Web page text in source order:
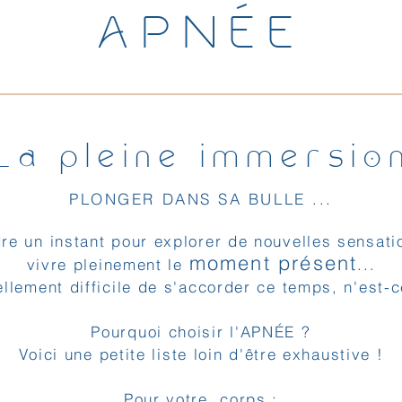
APNÉE
pleine
PLONGER DANS SA BULLE ...
un instant pour explorer de nouvelles
vivre pleinement le moment présent...
difficile de s'accorder ce temps, n'est-
Pourquoi choisir l'APNÉE ?
Voici une petite liste loin d'être exhaustive !